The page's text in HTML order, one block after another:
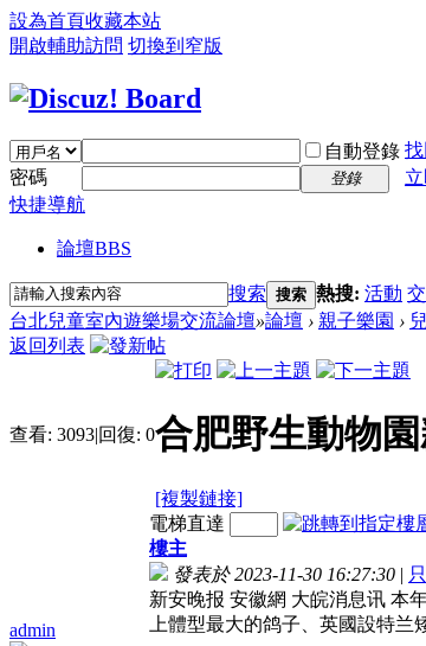
設為首頁收藏本站
開啟輔助訪問 切換到窄版
自動登錄
密碼
登錄
快捷導航
論壇BBS
搜索 搜索 熱搜: 活動
台北兒童室內遊樂場交流論壇»論壇 › 親子樂園 ›
返回列表
查看: 3093|回復: 0合肥野生動物
[複製鏈接]
admin
電梯直達
樓主
發表於 2023-11-30 16:27:30 |
新安晚报 安徽網 大皖消息讯 本
上體型最大的鸽子、英國設特兰